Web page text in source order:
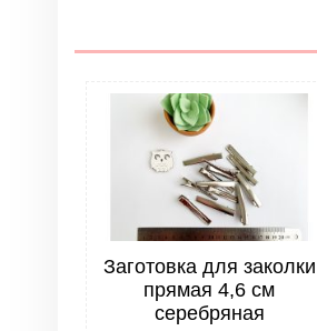
Помпоны. Размер
Помпоны. Материал
Заготовка для заколки
прямая 4,6 см
серебряная